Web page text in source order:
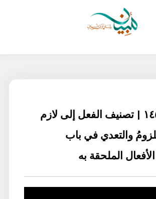
الدرس ١٤٥ | تصنيف الفعل إلى لازم
والتعدي في باب
الملحقة به